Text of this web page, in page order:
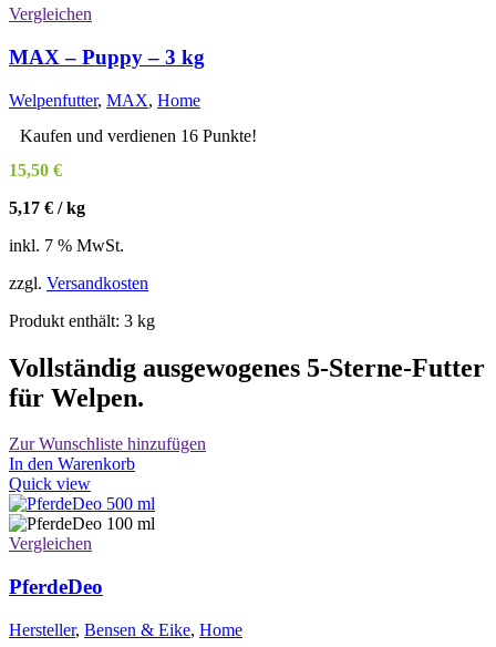
können
der
gewählt
Vergleichen
MAX – Puppy – 3 kg
Welpenfutter, MAX, Home
Kaufen und verdienen 16 Punkte!
15,50 €
5,17 € /kg
inkl. 7 % MwSt.
zzgl. Versandkosten
Produkt enthält: 3 kg
Vollständig ausgewogenes 5-Sterne-Futter
für Welpen.
Zur Wunschliste hinzufügen
In den Warenkorb
Quick view
Vergleichen
PferdeDeo
Hersteller, Bensen & Eike, Home